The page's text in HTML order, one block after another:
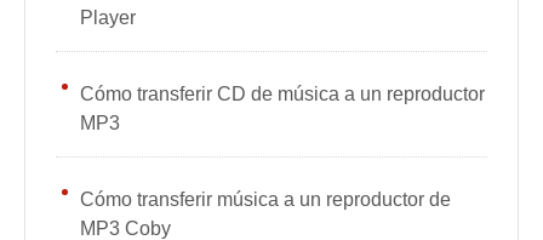
Player
Cómo transferir CD de música a un reproductor
MP3
Cómo transferir música a un reproductor de
MP3 Coby